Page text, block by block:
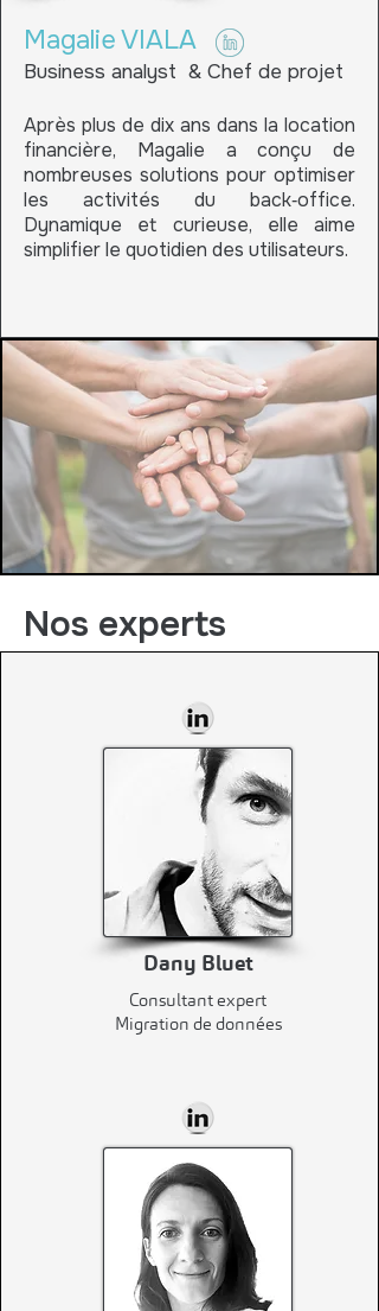
Magalie VIALA
Business analyst & Chef de projet
Après plus de dix ans dans la location
financière, Magalie a conçu de
nombreuses solutions pour optimiser
les activités du back‑office.
Dynamique et curieuse, elle aime
simplifier le quotidien des utilisateurs.
Nos experts
Dany Bluet
Consultant expert
Migration de données